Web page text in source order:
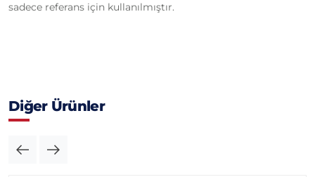
sadece referans için kullanılmıştır.
Diğer Ürünler